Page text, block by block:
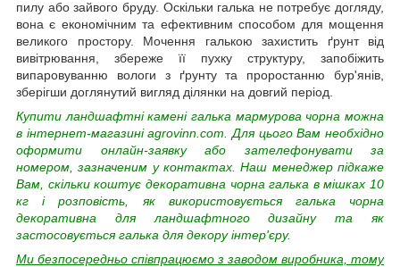
пилу або зайвого бруду. Оскільки галька не потребує догляду,
вона є економічним та ефективним способом для мощення
великого простору. Мочення галькою захистить ґрунт від
вивітрювання, збереже її пухку структуру, запобіжить
випаровуванню вологи з ґрунту та проростанню бур'янів,
зберігши доглянутий вигляд ділянки на довгий період.
Купити ландшафтні камені галька мармурова чорна можна
в інтернет-магазині agrovinn.com. Для цього Вам необхідно
оформити онлайн-заявку або зателефонувати за
номером, зазначеним у контактах. Наш менеджер підкаже
Вам, скільки коштує декоративна чорна галька в мішках 10
кг і розповість, як використовується галька чорна
декоративна для ландшафтного дизайну та як
застосовується галька для декору інтер'єру.
Ми безпосередньо співпрацюємо з заводом виробника, тому